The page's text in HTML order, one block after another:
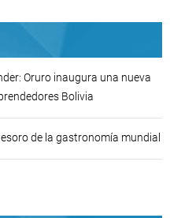
Oruro inaugura una nueva
Bolivia
de la gastronomía mundial